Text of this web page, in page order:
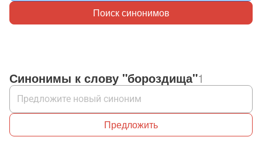
Поиск синонимов
Синонимы к слову "бороздища"1
Предложить